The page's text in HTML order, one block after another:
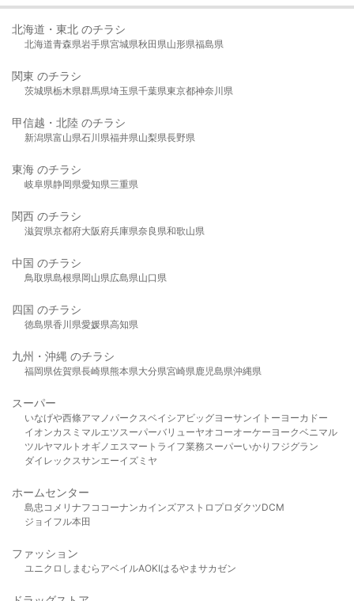
北海道・東北 のチラシ
北海道青森県岩手県宮城県秋田県山形県福島県
関東 のチラシ
茨城県栃木県群馬県埼玉県千葉県東京都神奈川県
甲信越・北陸 のチラシ
新潟県富山県石川県福井県山梨県長野県
東海 のチラシ
岐阜県静岡県愛知県三重県
関西 のチラシ
滋賀県京都府大阪府兵庫県奈良県和歌山県
中国 のチラシ
鳥取県島根県岡山県広島県山口県
四国 のチラシ
徳島県香川県愛媛県高知県
九州・沖縄 のチラシ
福岡県佐賀県長崎県熊本県大分県宮崎県鹿児島県沖縄県
スーパー
いなげや西條アマノパークスベイシア ビッグヨーサンイトーヨーカドー
イオンカスミ マルエツスーパーバリューヤオコーオーケー ヨークベニマル
ツルヤマルト オギノ エスマート ライフ業務スーパーいかり フジグラン
ダイレックスサンエーイズミヤ
ホームセンター
島忠 コメリ ナフコ コーナンカインズアストロプロダクツDCM
ジョイフル本田
ファッション
ユニクロ しまむら アベイルAOKIはるやま サカゼン